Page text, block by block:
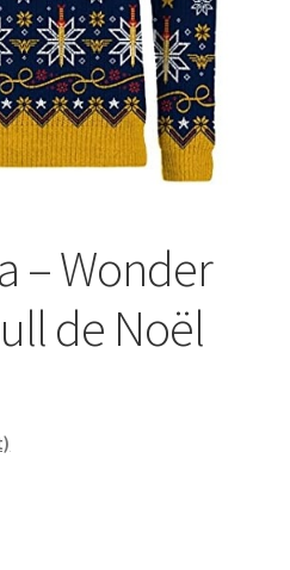
– Wonder
de Noël